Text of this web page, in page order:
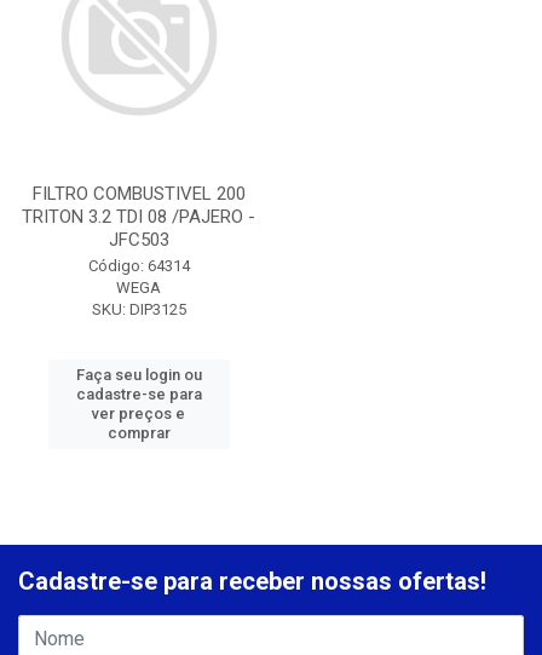
FILTRO COMBUSTIVEL 200
TRITON 3.2 TDI 08 /PAJERO -
JFC503
Código: 64314
WEGA
SKU: DIP3125
Faça seu login ou
cadastre-se para
ver preços e
comprar
Cadastre-se para receber nossas ofertas!